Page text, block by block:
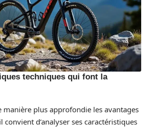
techniques qui font la
manière plus approfondie les avantages
convient d’analyser ses caractéristiques